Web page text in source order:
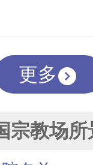
更多
宗教场所